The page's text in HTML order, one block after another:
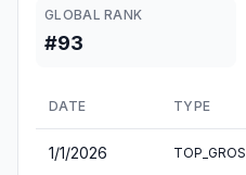
GLOBAL RANK
#93
DATE TYPE
1/1/2026